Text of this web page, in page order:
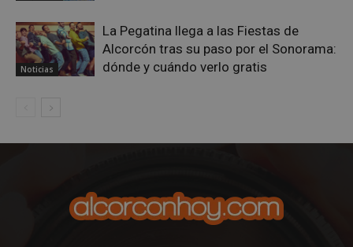
Noticias
La Pegatina llega a las Fiestas de
Alcorcón tras su paso por el Sonorama:
dónde y cuándo verlo gratis